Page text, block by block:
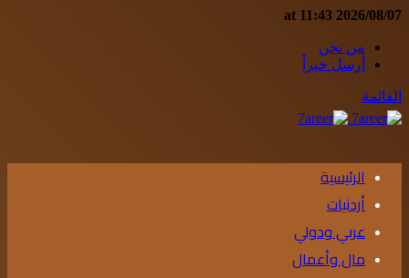
2026/08/07 at 11:43
من نحن
أرسل خبراً
القائمة
الرئيسية
أردنيات
عربي ودولي
مال وأعمال